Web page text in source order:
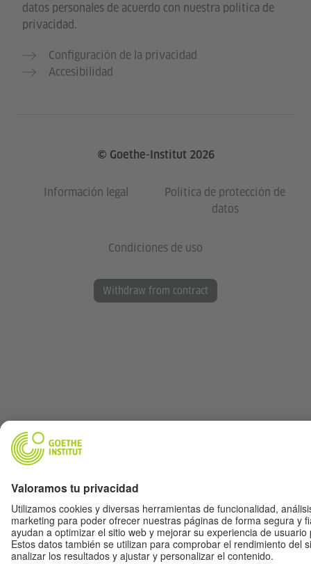
datos personales de acuerdo con nuestra política de
privacidad.
Configuración de la privacidad
Accesibilidad
© Goethe-Institut 2026
Información legal
Política de protección de
datos
Condiciones de uso
Withdraw from contract